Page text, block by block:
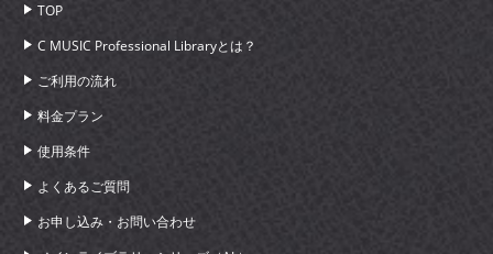
TOP
C MUSIC Professional Libraryとは？
ご利用の流れ
料金プラン
使用条件
よくあるご質問
お申し込み・お問い合わせ